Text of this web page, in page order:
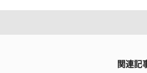
関連記